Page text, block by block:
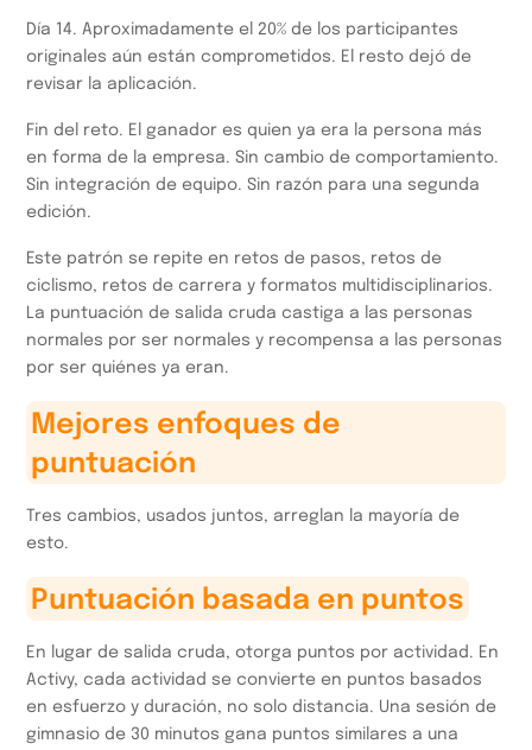
Día 14. Aproximadamente el 20% de los participantes
originales aún están comprometidos. El resto dejó de
revisar la aplicación.
Fin del reto. El ganador es quien ya era la persona más
en forma de la empresa. Sin cambio de comportamiento.
Sin integración de equipo. Sin razón para una segunda
edición.
Este patrón se repite en retos de pasos, retos de
ciclismo, retos de carrera y formatos multidisciplinarios.
La puntuación de salida cruda castiga a las personas
normales por ser normales y recompensa a las personas
por ser quiénes ya eran.
Mejores enfoques de
puntuación
Tres cambios, usados juntos, arreglan la mayoría de
esto.
Puntuación basada en puntos
En lugar de salida cruda, otorga puntos por actividad. En
Activy, cada actividad se convierte en puntos basados
en esfuerzo y duración, no solo distancia. Una sesión de
gimnasio de 30 minutos gana puntos similares a una